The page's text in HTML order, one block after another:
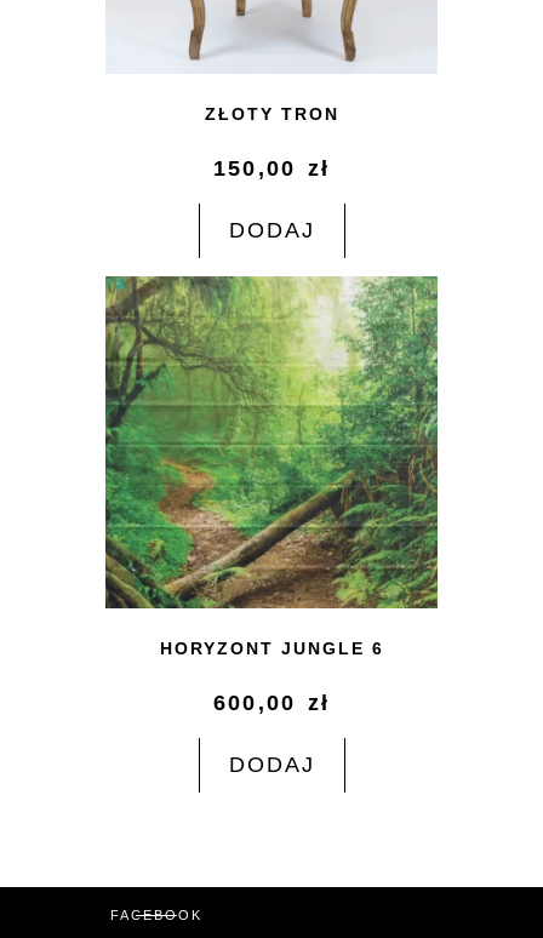
ZŁOTY TRON
150,00 zł
DODAJ
HORYZONT JUNGLE 6
600,00 zł
DODAJ
FACEBOOK